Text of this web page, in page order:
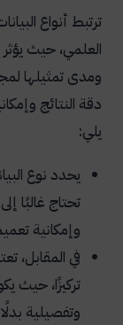
ترتبط أنواع
العلمي، حيث
ومدى تمثيلها
دقة النتائج
يلي:
يحدد نوع
تحتاج غالبًا
وإمكانية
في المقابل،
تركيزًا، حيث
وتفصيلية